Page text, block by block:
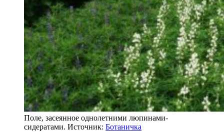
Поле, засеянное однолетними люпинами-
сидератами. Источник: Ботаничка